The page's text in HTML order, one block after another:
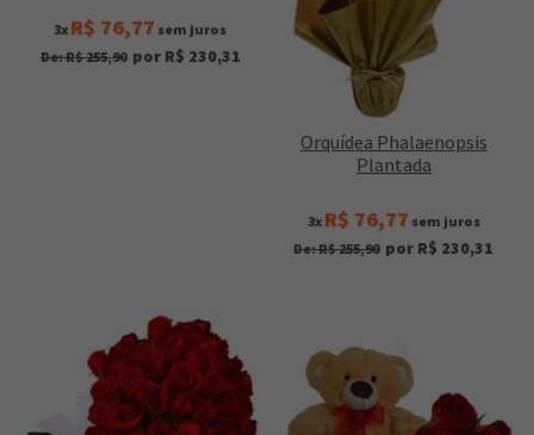
3x R$ 76,77 sem juros
De: R$ 255,90 por R$ 230,31
Orquídea Phalaenopsis
Plantada
3x R$ 76,77 sem juros
De: R$ 255,90 por R$ 230,31